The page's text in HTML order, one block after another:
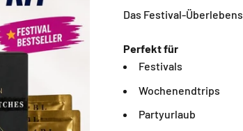
Das Festival-
Perfekt für
Festivals
Wochenendtrips
Partyurlaub